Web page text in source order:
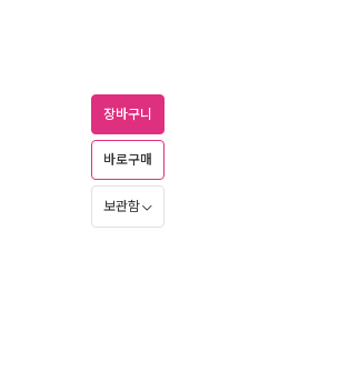
장바구니
바로구매
보관함